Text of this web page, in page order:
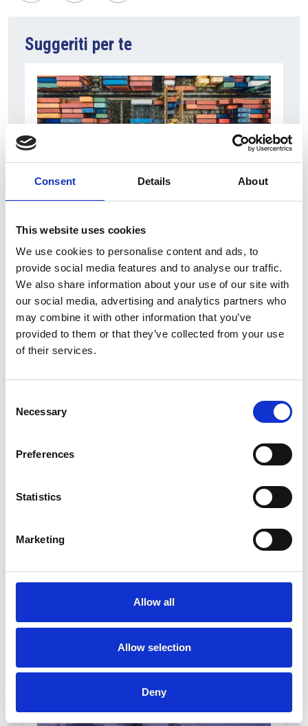
Consent Details About
This website uses cookies
We use cookies to personalise content and ads, to
provide social media features and to analyse our traffic.
We also share information about your use of our site with
our social media, advertising and analytics partners who
may combine it with other information that you’ve
provided to them or that they’ve collected from your use
of their services.
Selection
Necessary
Preferences
Statistics
Marketing
Allow all
Allow selection
Deny
Suggeriti per te
nel primo semestre i dieci miliardi di euro
Interviste
Overview Economica
Repubblica Ceca
Accelera la ripresa dell’industria nel corso del